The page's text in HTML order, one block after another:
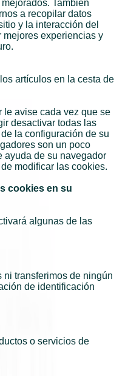
También
a recopilar datos
y la interacción del
mejores experiencias y
artículos en la cesta de
le avise cada vez que se
desactivar todas las
la configuración de su
son un poco
ayuda de su navegador
modificar las cookies.
cookies en su
algunas de las
ni transferimos de ningún
de identificación
o servicios de